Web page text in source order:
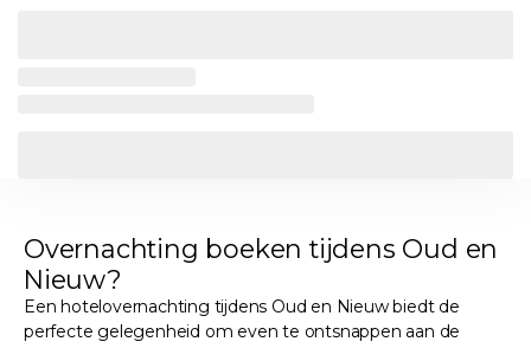
Overnachting boeken tijdens Oud en
Nieuw?
Een hotelovernachting tijdens Oud en Nieuw biedt de
perfecte gelegenheid om even te ontsnappen aan de